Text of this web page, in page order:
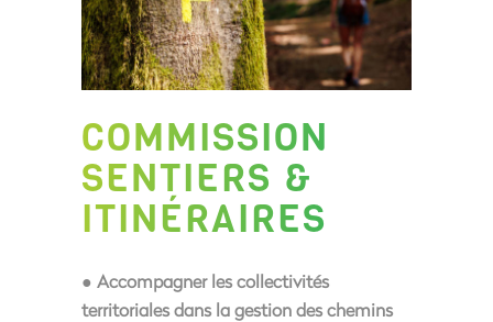
COMMISSION
SENTIERS &
ITINÉRAIRES
● Accompagner les collectivités
territoriales dans la gestion des chemins